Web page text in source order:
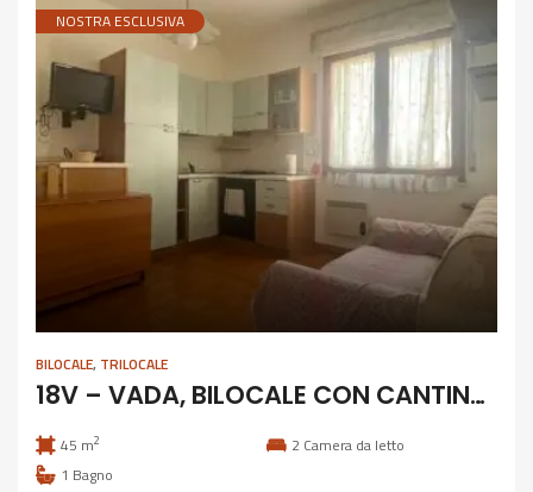
NOSTRA ESCLUSIVA
BILOCALE, TRILOCALE
18V – VADA, BILOCALE CON CANTINA COMUNICANTE
45 m2 2 Camera da letto
1 Bagno